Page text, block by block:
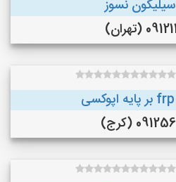
نسوز
(تهران)
(کرج)